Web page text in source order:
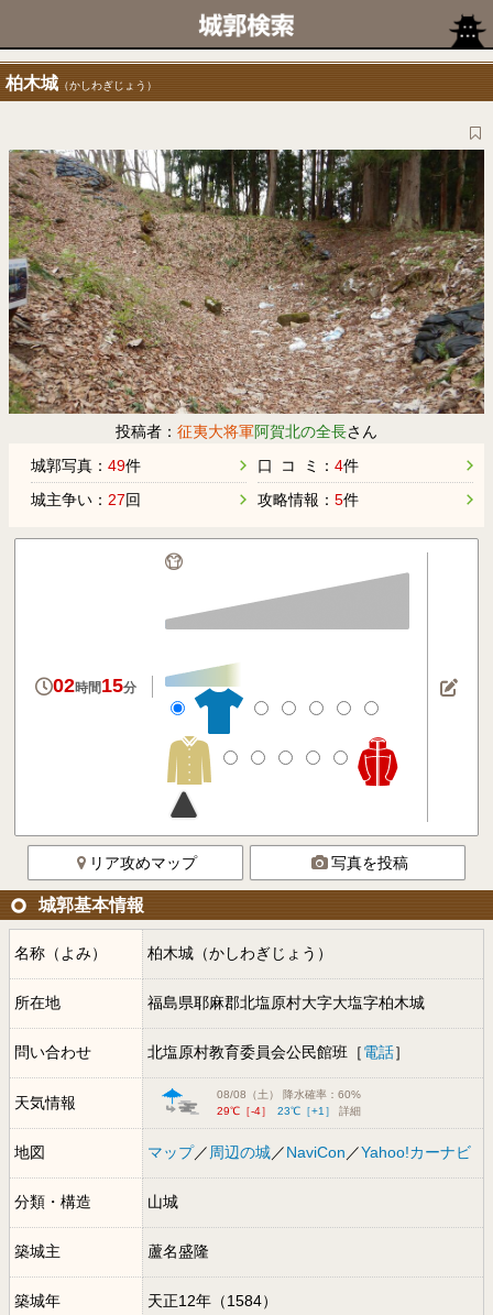
柏木城 （かしわぎじょう）
投稿者： 征夷大将軍阿賀北の全長さん
城郭写真： 49件
城主争い： 27回
口 コ ミ： 4件
攻略情報： 5件
02時間15分
リア攻めマップ 写真を投稿
城郭基本情報
名称（よみ） 柏木城（かしわぎじょう）
所在地 福島県耶麻郡北塩原村大字大塩字柏木城
問い合わせ 北塩原村教育委員会公民館班［電話］
天気情報
08/08（土） 降水確率：60%
29℃［-4］
23℃［+1］ 詳細
地図 マップ／ 周辺の城／NaviCon ／Yahoo!カーナビ
分類・構造 山城
築城主 蘆名盛隆
築城年 天正12年（1584）